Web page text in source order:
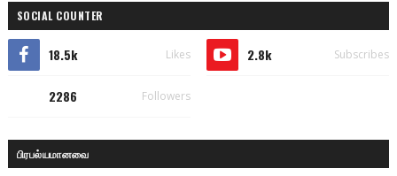
SOCIAL COUNTER
18.5k Likes 2.8k Subscribes
2286 Followers
பிரபல்யமானவை